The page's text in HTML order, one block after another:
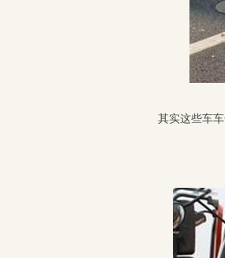
其实这些车